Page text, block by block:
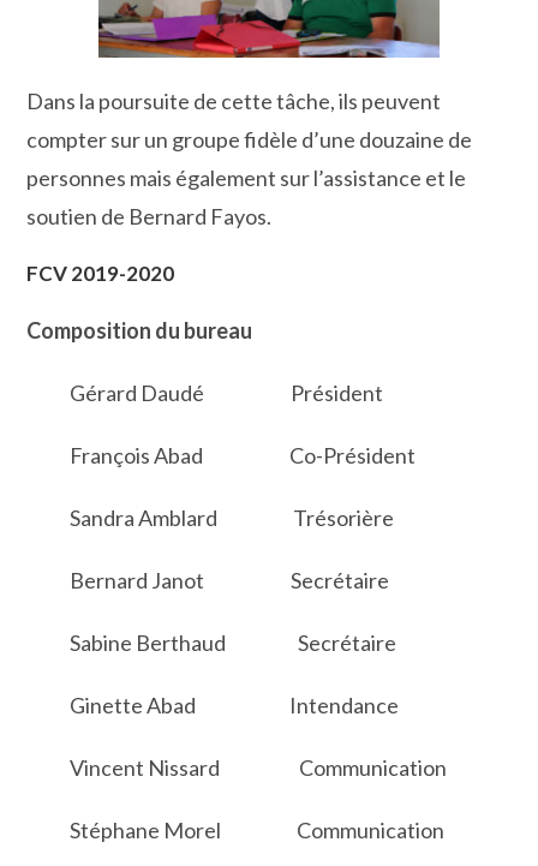
Dans la poursuite de cette tâche, ils peuvent
compter sur un groupe fidèle d’une douzaine de
personnes mais également sur l’assistance et le
soutien de Bernard Fayos.
FCV 2019-2020
Composition du bureau
Gérard Daudé Président
François Abad Co-Président
Sandra Amblard Trésorière
Bernard Janot Secrétaire
Sabine Berthaud Secrétaire
Ginette Abad Intendance
Vincent Nissard Communication
Stéphane Morel Communication